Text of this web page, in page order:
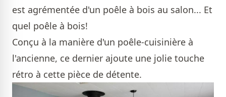
est agrémentée d'un poêle à bois au salon... Et
quel poêle à bois!
Conçu à la manière d'un poêle-cuisinière à
l'ancienne, ce dernier ajoute une jolie touche
rétro à cette pièce de détente.